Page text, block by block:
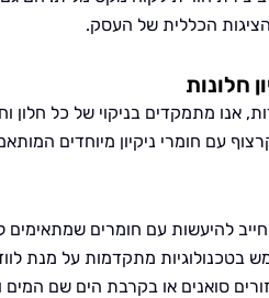
הכללית של העסק.
חלונות
אנו מתמקדים בניקוי של כל
עם חומרי ניקיון מיוחדים
חייב להיעשות עם חומרים
בטכנולוגיות מתקדמות על מנת
סואנים או בקרבת הים שם